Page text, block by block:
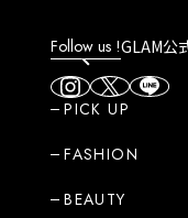
Follow us !GLAM公
PICK UP
FASHION
BEAUTY